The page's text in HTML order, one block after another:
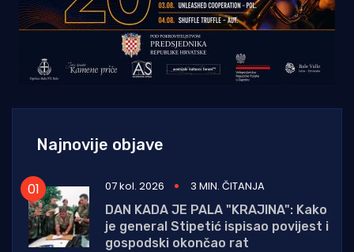
Najnovije objave
07 kol. 2026
3 MIN. ČITANJA
DAN KADA JE PALA "KRAJINA": Kako
je general Stipetić ispisao povijest i
gospodski okončao rat